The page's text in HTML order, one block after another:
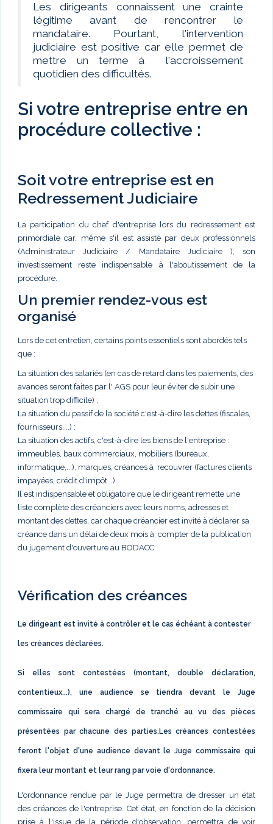
Les dirigeants connaissent une crainte
légitime avant de rencontrer le
mandataire. Pourtant, l'intervention
judiciaire est positive car elle permet de
mettre un terme à l'accroissement
quotidien des difficultés.
Si votre entreprise entre en
procédure collective :
Soit votre entreprise est en
Redressement Judiciaire
La participation du chef d'entreprise lors du redressement est
primordiale car, même s'il est assisté par deux professionnels
(Administrateur Judiciaire / Mandataire Judiciaire ), son
investissement reste indispensable à l'aboutissement de la
procédure.
Un premier rendez-vous est
organisé
Lors de cet entretien, certains points essentiels sont abordés tels
que :
La situation des salariés (en cas de retard dans les paiements, des
avances seront faites par l' AGS pour leur éviter de subir une
situation trop difficile) ;
La situation du passif de la société c'est-à-dire les dettes (fiscales,
fournisseurs,...) ;
La situation des actifs, c'est-à-dire les biens de l'entreprise :
immeubles, baux commerciaux, mobiliers (bureaux,
informatique,...), marques, créances à recouvrer (factures clients
impayées, crédit d'impôt...).
Il est indispensable et obligatoire que le dirigeant remette une
liste complète des créanciers avec leurs noms, adresses et
montant des dettes, car chaque créancier est invité à déclarer sa
créance dans un délai de deux mois à compter de la publication
du jugement d'ouverture au BODACC.
Vérification des créances
Le dirigeant est invité à contrôler et le cas échéant à contester
les créances déclarées.
Si elles sont contestées (montant, double déclaration,
contentieux...), une audience se tiendra devant le Juge
commissaire qui sera chargé de tranché au vu des pièces
présentées par chacune des parties.Les créances contestées
feront l'objet d'une audience devant le Juge commissaire qui
fixera leur montant et leur rang par voie d'ordonnance.
L'ordonnance rendue par le Juge permettra de dresser un état
des créances de l'entreprise. Cet état, en fonction de la décision
prise à l'issue de la période d'observation, permettra de voir